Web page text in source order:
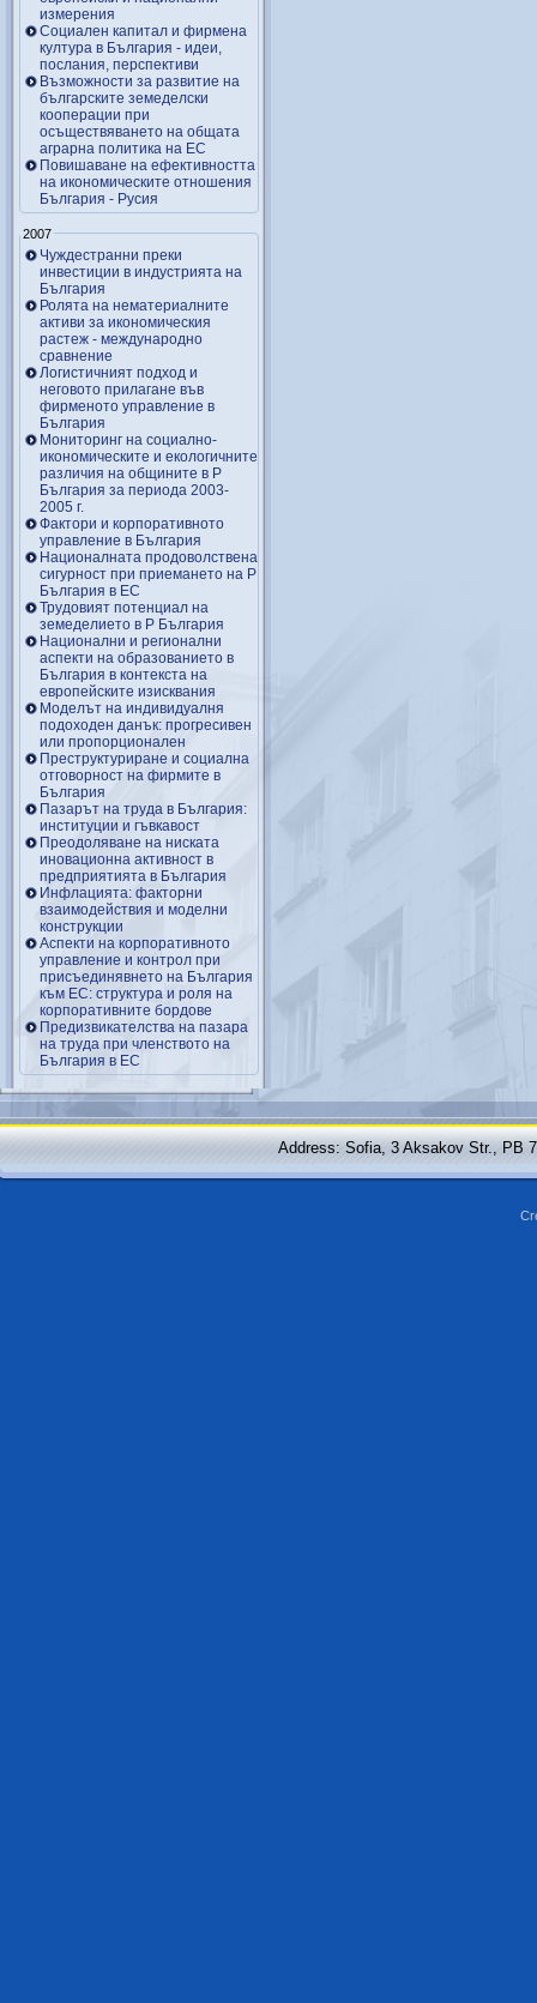
измерения
Социален капитал и фирмена
култура в България - идеи,
послания, перспективи
Възможности за развитие на
българските земеделски
кооперации при
осъществяването на общата
аграрна политика на ЕС
Повишаване на ефективността
на икономическите отношения
България - Русия
2007
Чуждестранни преки
инвестиции в индустрията на
България
Ролята на нематериалните
активи за икономическия
растеж - международно
сравнение
Логистичният подход и
неговото прилагане във
фирменото управление в
България
Мониторинг на социално-
икономическите и екологичните
различия на общините в Р
България за периода 2003-
2005 г.
Фактори и корпоративното
управление в България
Националната продоволствена
сигурност при приемането на Р
България в ЕС
Трудовият потенциал на
земеделието в Р България
Национални и регионални
аспекти на образованието в
България в контекста на
европейските изисквания
Моделът на индивидуалня
подоходен данък: прогресивен
или пропорционален
Преструктуриране и социална
отговорност на фирмите в
България
Пазарът на труда в България:
институции и гъвкавост
Преодоляване на ниската
иновационна активност в
предприятията в България
Инфлацията: факторни
взаимодействия и моделни
конструкции
Аспекти на корпоративното
управление и контрол при
присъединявнето на България
към ЕС: структура и роля на
корпоративните бордове
Предизвикателства на пазара
на труда при членството на
България в ЕС
Address: Sofia, 3 Aksakov Str., PB